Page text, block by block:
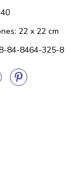
22 x 22 cm
84-8464-325-8